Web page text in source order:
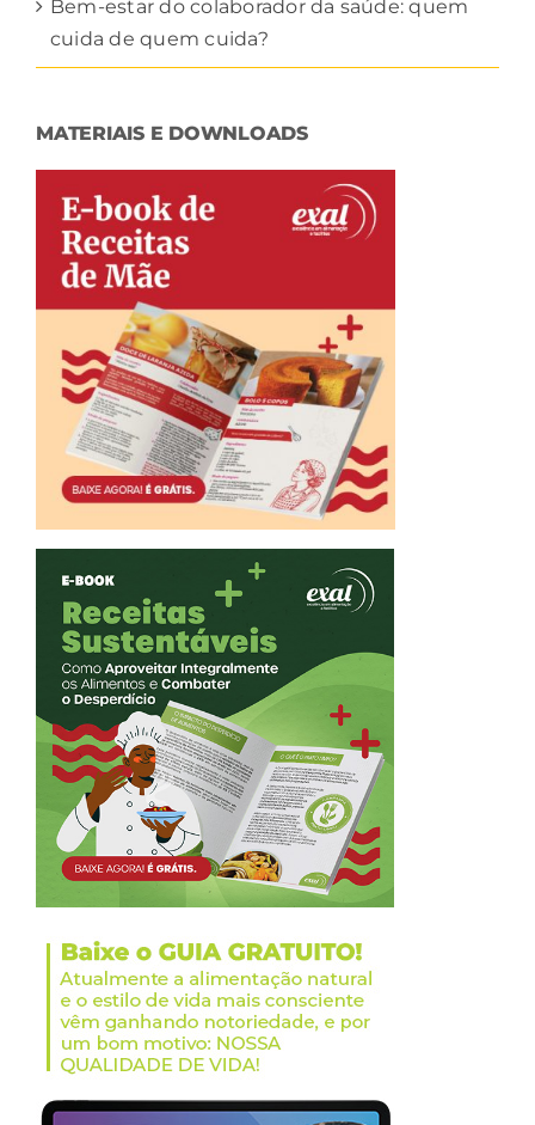
Bem-estar do colaborador da saúde: quem
cuida de quem cuida?
MATERIAIS E DOWNLOADS